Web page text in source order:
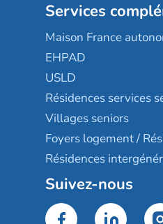
Services
Maison France
EHPAD
USLD
Résidences services
Villages seniors
Foyers logement /
Résidences
Suivez-nous